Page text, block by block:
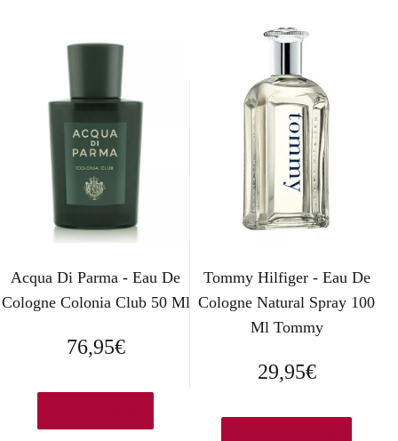
Acqua Di Parma - Eau De
Cologne Colonia Club 50 Ml
76,95€
Tommy Hilfiger - Eau De
Cologne Natural Spray 100
Ml Tommy
29,95€